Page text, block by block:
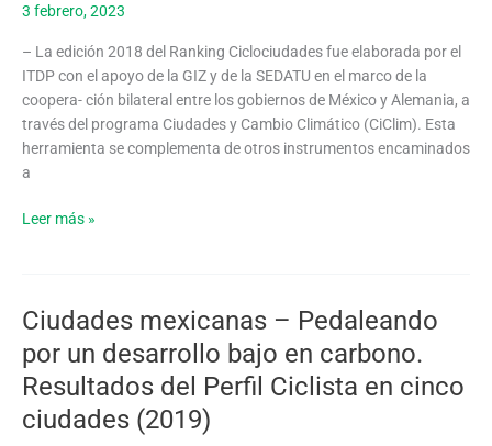
3 febrero, 2023
– La edición 2018 del Ranking Ciclociudades fue elaborada por el
ITDP con el apoyo de la GIZ y de la SEDATU en el marco de la
coopera- ción bilateral entre los gobiernos de México y Alemania, a
través del programa Ciudades y Cambio Climático (CiClim). Esta
herramienta se complementa de otros instrumentos encaminados
a
2018
Leer más »
Ciudades mexicanas – Pedaleando
por un desarrollo bajo en carbono.
Resultados del Perfil Ciclista en cinco
ciudades (2019)
Ciudades
–
Pedaleando
por